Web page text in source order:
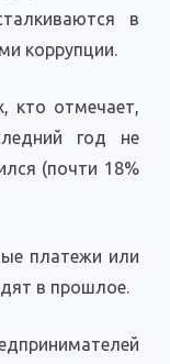
в
коррупции.
кто отмечает,
год не
(почти 18%
платежи или
в прошлое.